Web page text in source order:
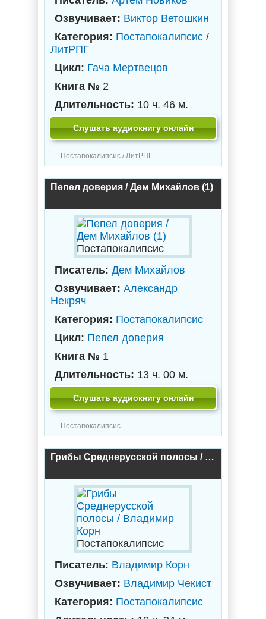
Озвучивает: Виктор Ветошкин
Категория: Постапокалипсис /
ЛитРПГ
Цикл: Гача Мертвецов
Книга № 2
Длительность: 10 ч. 46 м.
Слушать аудиокнигу онлайн
Постапокалипсис / ЛитРПГ
Пепел доверия / Дем Михайлов (1)
Постапокалипсис
Писатель: Дем Михайлов
Озвучивает: Александр
Некряч
Категория: Постапокалипсис
Цикл: Пепел доверия
Книга № 1
Длительность: 13 ч. 00 м.
Слушать аудиокнигу онлайн
Постапокалипсис
Грибы Среднерусской полосы / Владимир Корн
Постапокалипсис
Писатель: Владимир Корн
Озвучивает: Владимир Чекист
Категория: Постапокалипсис